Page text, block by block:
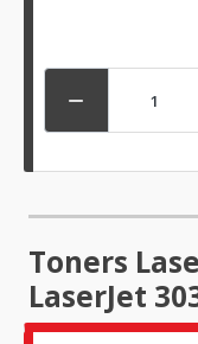

Toners
LaserJet